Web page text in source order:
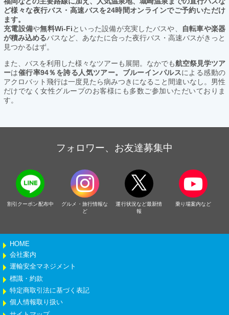
ど様々な夜行バス・高速バスを24時間オンラインでご予約いただけ
ます。
充電設備や無料Wi-Fiといった設備が充実したバスや、
自転車や楽器
が積み込めるバスなど、あなたに合った夜行バス・高速バスがきっと
見つかるはず。
また、バスを利用した様々なツアーも展開。なかでも航空祭見学ツア
ーは催行率94％を誇る人気ツアー。ブルーインパルスによる感動の
アクロバット飛行は一度見たら病みつきになること間違いなし。男性
だけでなく女性グループのお客様にも多数ご参加いただいておりま
す。
フォロワー、お友達募集中
割引クーポン配布中
グルメ・旅行情報な
ど
運行状況など最新情
報
乗り場案内など
HOME
会社案内
運輸安全マネジメント
標識・約款
特定商取引法に基づく表記
個人情報取り扱い